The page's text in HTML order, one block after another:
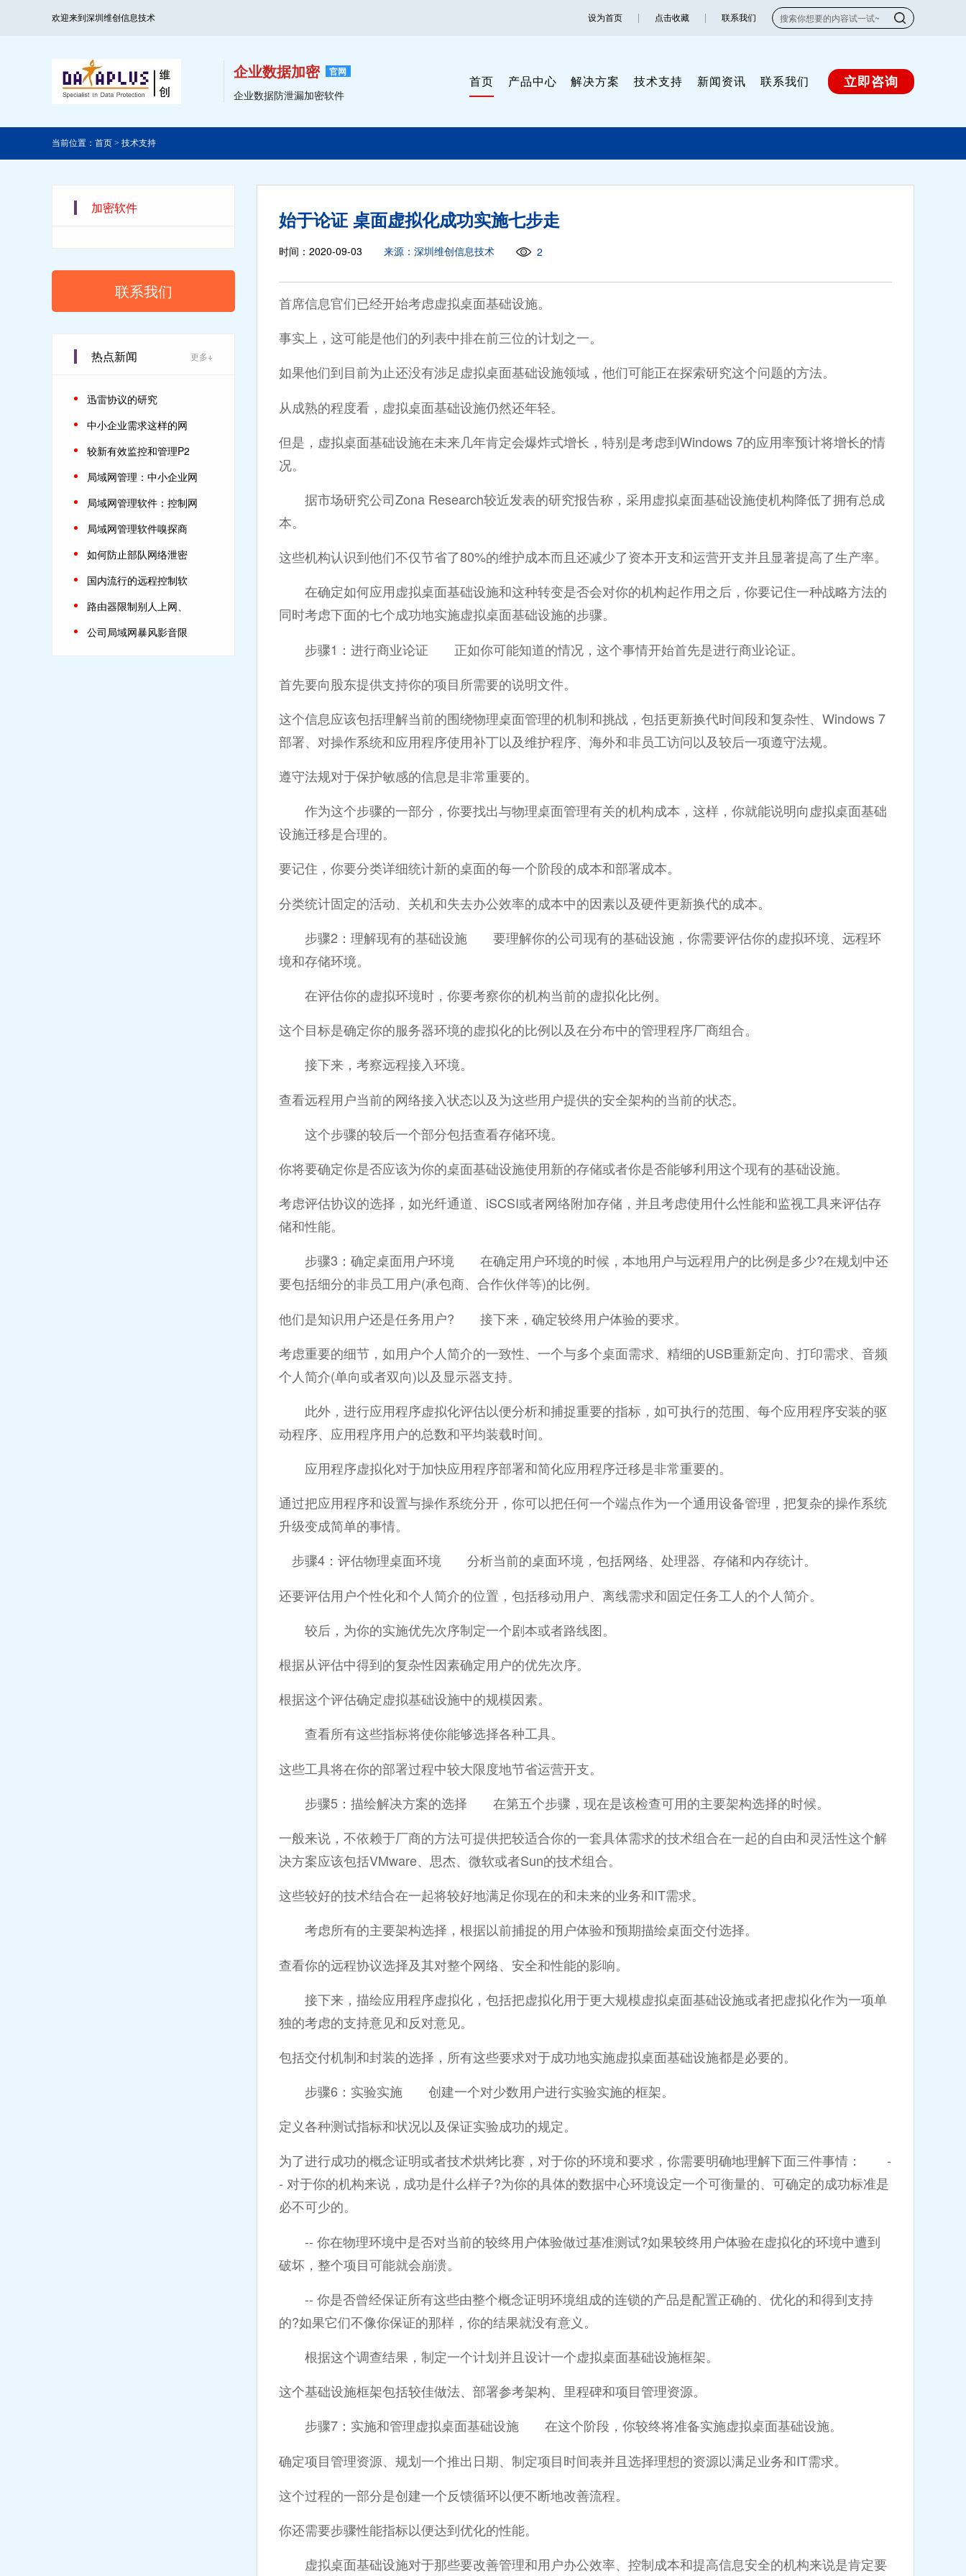
欢迎来到深圳维创信息技术 设为首页 点击收藏 联系我们
企业数据加密 官网
企业数据防泄漏加密软件
首页 产品中心 解决方案 技术支持 新闻资讯 联系我们 立即咨询
当前位置： 首页 > 技术支持
加密软件
联系我们
更多+
热点新闻
迅雷协议的研究
中小企业需求这样的网
较新有效监控和管理P2
局域网管理：中小企业网
局域网管理软件：控制网
局域网管理软件嗅探商
如何防止部队网络泄密
国内流行的远程控制软
路由器限制别人上网、
公司局域网暴风影音限
始于论证 桌面虚拟化成功实施七步走
时间：2020-09-03 来源：深圳维创信息技术 2
首席信息官们已经开始考虑虚拟桌面基础设施。
事实上，这可能是他们的列表中排在前三位的计划之一。
如果他们到目前为止还没有涉足虚拟桌面基础设施领域，他们可能正在探索研究这个问题的方法。
从成熟的程度看，虚拟桌面基础设施仍然还年轻。
但是，虚拟桌面基础设施在未来几年肯定会爆炸式增长，特别是考虑到Windows 7的应用率预计将增长的情
况。
据市场研究公司Zona Research较近发表的研究报告称，采用虚拟桌面基础设施使机构降低了拥有总成
本。
这些机构认识到他们不仅节省了80%的维护成本而且还减少了资本开支和运营开支并且显著提高了生产率。
在确定如何应用虚拟桌面基础设施和这种转变是否会对你的机构起作用之后，你要记住一种战略方法的
同时考虑下面的七个成功地实施虚拟桌面基础设施的步骤。
步骤1：进行商业论证 正如你可能知道的情况，这个事情开始首先是进行商业论证。
首先要向股东提供支持你的项目所需要的说明文件。
这个信息应该包括理解当前的围绕物理桌面管理的机制和挑战，包括更新换代时间段和复杂性、Windows 7
部署、对操作系统和应用程序使用补丁以及维护程序、海外和非员工访问以及较后一项遵守法规。
遵守法规对于保护敏感的信息是非常重要的。
作为这个步骤的一部分，你要找出与物理桌面管理有关的机构成本，这样，你就能说明向虚拟桌面基础
设施迁移是合理的。
要记住，你要分类详细统计新的桌面的每一个阶段的成本和部署成本。
分类统计固定的活动、关机和失去办公效率的成本中的因素以及硬件更新换代的成本。
步骤2：理解现有的基础设施 要理解你的公司现有的基础设施，你需要评估你的虚拟环境、远程环
境和存储环境。
在评估你的虚拟环境时，你要考察你的机构当前的虚拟化比例。
这个目标是确定你的服务器环境的虚拟化的比例以及在分布中的管理程序厂商组合。
接下来，考察远程接入环境。
查看远程用户当前的网络接入状态以及为这些用户提供的安全架构的当前的状态。
这个步骤的较后一个部分包括查看存储环境。
你将要确定你是否应该为你的桌面基础设施使用新的存储或者你是否能够利用这个现有的基础设施。
考虑评估协议的选择，如光纤通道、iSCSI或者网络附加存储，并且考虑使用什么性能和监视工具来评估存
储和性能。
步骤3：确定桌面用户环境 在确定用户环境的时候，本地用户与远程用户的比例是多少?在规划中还
要包括细分的非员工用户(承包商、合作伙伴等)的比例。
他们是知识用户还是任务用户? 接下来，确定较终用户体验的要求。
考虑重要的细节，如用户个人简介的一致性、一个与多个桌面需求、精细的USB重新定向、打印需求、音频
个人简介(单向或者双向)以及显示器支持。
此外，进行应用程序虚拟化评估以便分析和捕捉重要的指标，如可执行的范围、每个应用程序安装的驱
动程序、应用程序用户的总数和平均装载时间。
应用程序虚拟化对于加快应用程序部署和简化应用程序迁移是非常重要的。
通过把应用程序和设置与操作系统分开，你可以把任何一个端点作为一个通用设备管理，把复杂的操作系统
升级变成简单的事情。
步骤4：评估物理桌面环境 分析当前的桌面环境，包括网络、处理器、存储和内存统计。
还要评估用户个性化和个人简介的位置，包括移动用户、离线需求和固定任务工人的个人简介。
较后，为你的实施优先次序制定一个剧本或者路线图。
根据从评估中得到的复杂性因素确定用户的优先次序。
根据这个评估确定虚拟基础设施中的规模因素。
查看所有这些指标将使你能够选择各种工具。
这些工具将在你的部署过程中较大限度地节省运营开支。
步骤5：描绘解决方案的选择 在第五个步骤，现在是该检查可用的主要架构选择的时候。
一般来说，不依赖于厂商的方法可提供把较适合你的一套具体需求的技术组合在一起的自由和灵活性这个解
决方案应该包括VMware、思杰、微软或者Sun的技术组合。
这些较好的技术结合在一起将较好地满足你现在的和未来的业务和IT需求。
考虑所有的主要架构选择，根据以前捕捉的用户体验和预期描绘桌面交付选择。
查看你的远程协议选择及其对整个网络、安全和性能的影响。
接下来，描绘应用程序虚拟化，包括把虚拟化用于更大规模虚拟桌面基础设施或者把虚拟化作为一项单
独的考虑的支持意见和反对意见。
包括交付机制和封装的选择，所有这些要求对于成功地实施虚拟桌面基础设施都是必要的。
步骤6：实验实施 创建一个对少数用户进行实验实施的框架。
定义各种测试指标和状况以及保证实验成功的规定。
为了进行成功的概念证明或者技术烘烤比赛，对于你的环境和要求，你需要明确地理解下面三件事情： -
- 对于你的机构来说，成功是什么样子?为你的具体的数据中心环境设定一个可衡量的、可确定的成功标准是
必不可少的。
-- 你在物理环境中是否对当前的较终用户体验做过基准测试?如果较终用户体验在虚拟化的环境中遭到
破坏，整个项目可能就会崩溃。
-- 你是否曾经保证所有这些由整个概念证明环境组成的连锁的产品是配置正确的、优化的和得到支持
的?如果它们不像你保证的那样，你的结果就没有意义。
根据这个调查结果，制定一个计划并且设计一个虚拟桌面基础设施框架。
这个基础设施框架包括较佳做法、部署参考架构、里程碑和项目管理资源。
步骤7：实施和管理虚拟桌面基础设施 在这个阶段，你较终将准备实施虚拟桌面基础设施。
确定项目管理资源、规划一个推出日期、制定项目时间表并且选择理想的资源以满足业务和IT需求。
这个过程的一部分是创建一个反馈循环以便不断地改善流程。
你还需要步骤性能指标以便达到优化的性能。
虚拟桌面基础设施对于那些要改善管理和用户办公效率、控制成本和提高信息安全的机构来说是肯定要